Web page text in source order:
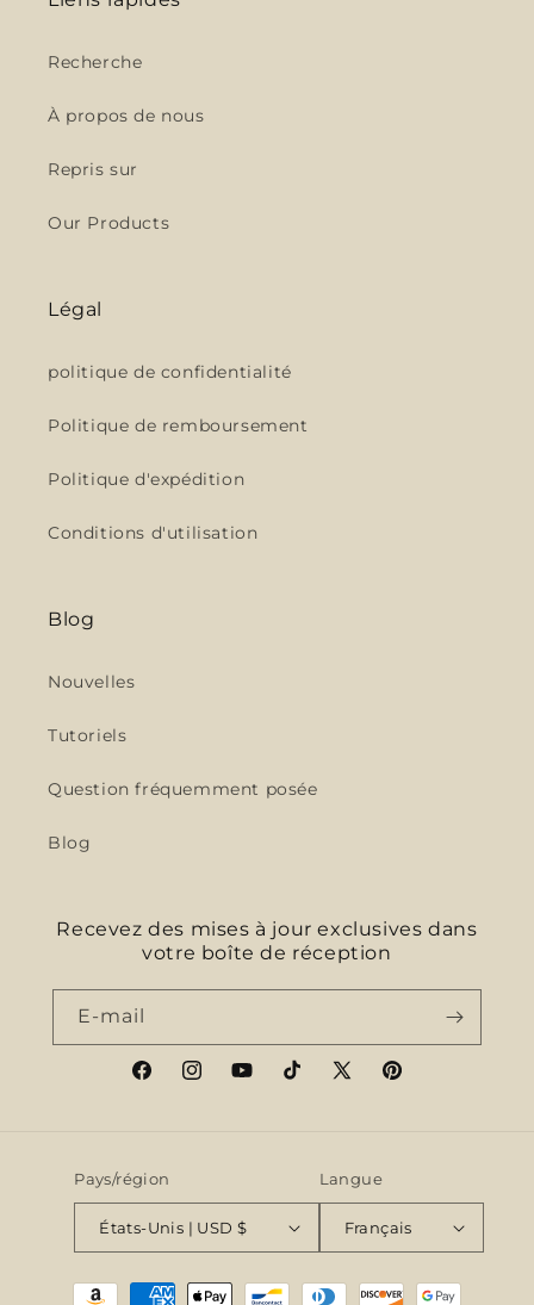
Recherche
À propos de nous
Repris sur
Our Products
Légal
politique de confidentialité
Politique de remboursement
Politique d'expédition
Conditions d'utilisation
Blog
Nouvelles
Tutoriels
Question fréquemment posée
Blog
Recevez des mises à jour exclusives dans
votre boîte de réception
E-mail
FacebookInstagramYouTubeTikTokX
Pinterest
Pays/région
États-Unis | USD $
Langue
Français
Moyens